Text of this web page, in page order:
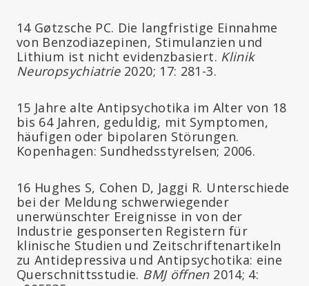
14 Gøtzsche PC. Die langfristige Einnahme
von Benzodiazepinen, Stimulanzien und
Lithium ist nicht evidenzbasiert. Klinik
Neuropsychiatrie2020; 17: 281-3.
15 Jahre alte Antipsychotika im Alter von 18
bis 64 Jahren, geduldig, mit Symptomen,
häufigen oder bipolaren Störungen.
Kopenhagen: Sundhedsstyrelsen; 2006.
16 Hughes S, Cohen D, Jaggi R. Unterschiede
bei der Meldung schwerwiegender
unerwünschter Ereignisse in von der
Industrie gesponserten Registern für
klinische Studien und Zeitschriftenartikeln
zu Antidepressiva und Antipsychotika: eine
Querschnittsstudie. BMJ öffnen2014; 4: